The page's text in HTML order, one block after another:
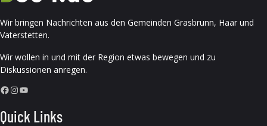
Wir bringen Nachrichten aus den Gemeinden Grasbrunn, Haar und
Vaterstetten.
Wir wollen in und mit der Region etwas bewegen und zu
Diskussionen anregen.
Facebook InstagramYouTube
Quick Links